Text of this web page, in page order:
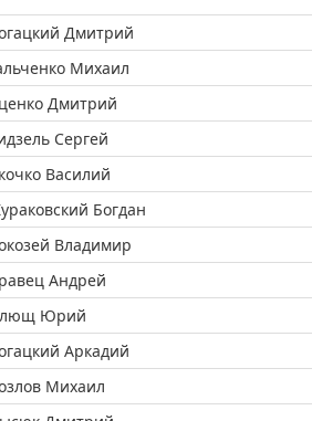
Дмитрий
Михаил
Дмитрий
Сергей
Василий
Богдан
Владимир
Андрей
Юрий
Аркадий
Михаил